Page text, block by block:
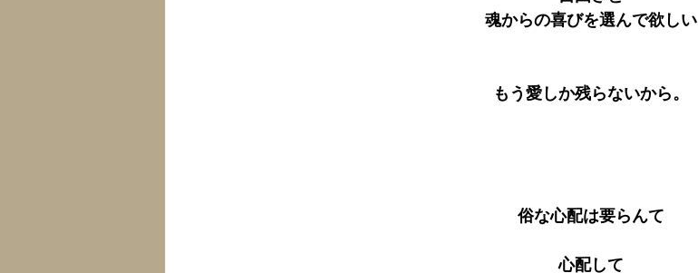
魂からの喜びを選んで欲しい
もう愛しか残らないから。
俗な心配は要らんて
心配して